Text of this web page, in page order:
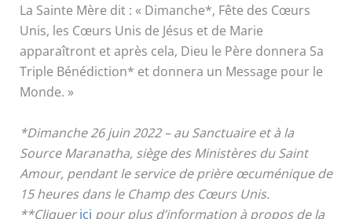
La Sainte Mère dit : « Dimanche*, Fête des Cœurs
Unis, les Cœurs Unis de Jésus et de Marie
apparaîtront et après cela, Dieu le Père donnera Sa
Triple Bénédiction* et donnera un Message pour le
Monde. »
*Dimanche 26 juin 2022 – au Sanctuaire et à la
Source Maranatha, siège des Ministères du Saint
Amour, pendant le service de prière œcuménique de
15 heures dans le Champ des Cœurs Unis.
**Cliquerici pour plus d’information à propos de la